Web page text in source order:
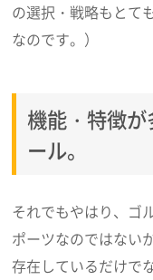
の選択・戦略もとて
なのです。）
機能・特徴
ール。
それでもやはり、ゴ
ポーツなのではない
存在しているだけで